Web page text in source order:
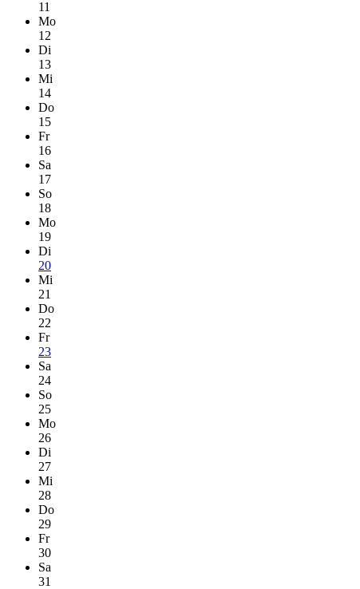
11
Mo
12
Di
13
Mi
14
Do
15
Fr
16
Sa
17
So
18
Mo
19
Di
20
Mi
21
Do
22
Fr
23
Sa
24
So
25
Mo
26
Di
27
Mi
28
Do
29
Fr
30
Sa
31